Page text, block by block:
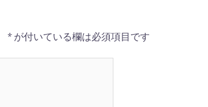
*が付いている欄は必須項目です